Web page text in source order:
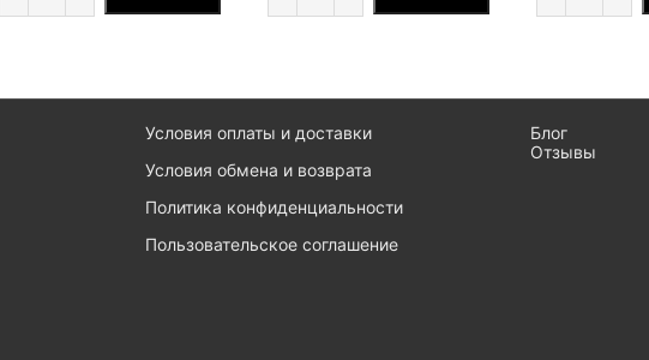
Условия оплаты и доставки
Условия обмена и возврата
Политика конфиденциальности
Пользовательское соглашение
Блог
Отзывы